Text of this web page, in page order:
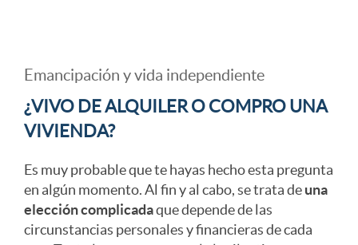
c
o
a
e
r
t
1
Emancipación y vida independiente
¿VIVO DE ALQUILER O COMPRO UNA
VIVIENDA?
Es muy probable que te hayas hecho esta pregunta
en algún momento. Al fin y al cabo, se trata deuna
elección complicadaque depende de las
circunstancias personales y financieras de cada